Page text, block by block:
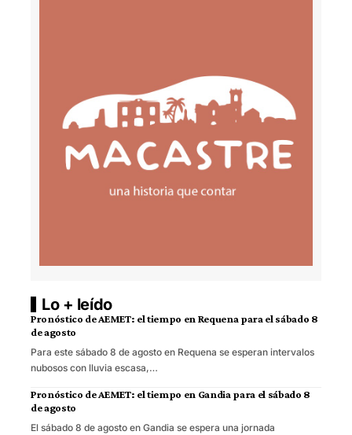
Lo + leído
Pronóstico de AEMET: el tiempo en Requena para el sábado 8
de agosto
Para este sábado 8 de agosto en Requena se esperan intervalos
nubosos con lluvia escasa,…
Pronóstico de AEMET: el tiempo en Gandia para el sábado 8
de agosto
El sábado 8 de agosto en Gandia se espera una jornada